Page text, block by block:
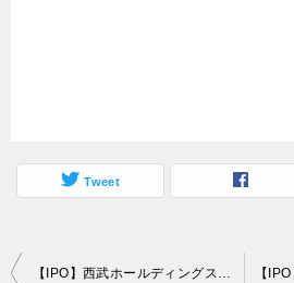
Tweet
投
【IPO】西武ホールディングスの売出価格は仮条件の「下限」1,600円で決定